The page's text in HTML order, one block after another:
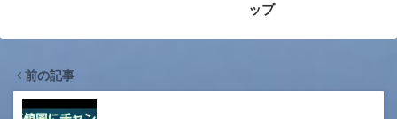
ップ
前の記事